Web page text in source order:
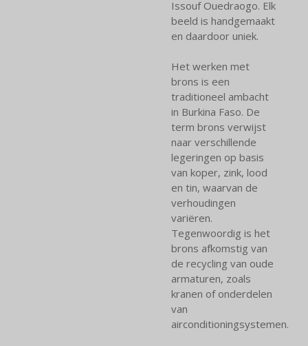
Issouf Ouedraogo. Elk
beeld is handgemaakt
en daardoor uniek.
Het werken met
brons is een
traditioneel ambacht
in Burkina Faso. De
term brons verwijst
naar verschillende
legeringen op basis
van koper, zink, lood
en tin, waarvan de
verhoudingen
variëren.
Tegenwoordig is het
brons afkomstig van
de recycling van oude
armaturen, zoals
kranen of onderdelen
van
airconditioningsystemen.